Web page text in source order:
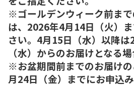
※ゴールデンウィーク前ま
は、2026年4月14日（火）
さい。4月15日（水）以降は
（水）からのお届けとなる場
※お盆期間前までのお届け
月24日（金）までにお申込